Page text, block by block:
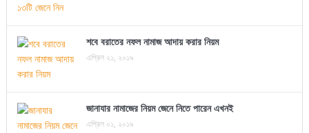
শবে বরাতের নফল নামাজ আদায় করার নিয়ম
এপ্রিল ২১, ২০১৯
জানাযার নামাজের নিয়ম জেনে নিতে পারেন এখনই
এপ্রিল ০১, ২০১৯